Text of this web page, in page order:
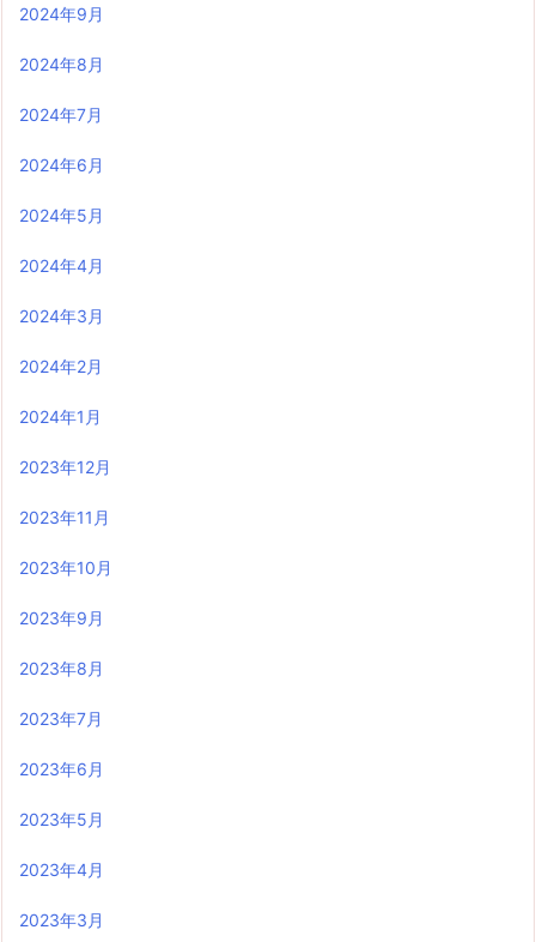
2024年9月
2024年8月
2024年7月
2024年6月
2024年5月
2024年4月
2024年3月
2024年2月
2024年1月
2023年12月
2023年11月
2023年10月
2023年9月
2023年8月
2023年7月
2023年6月
2023年5月
2023年4月
2023年3月